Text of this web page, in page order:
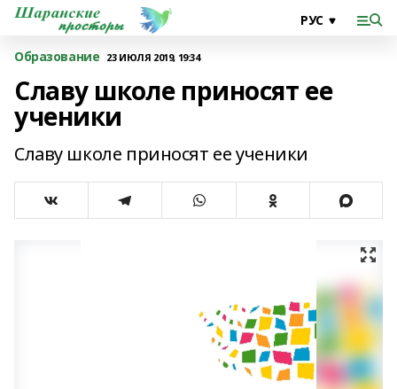
Образование 23 ИЮЛЯ 2019, 19:34
Славу школе приносят ее
ученики
Славу школе приносят ее ученики